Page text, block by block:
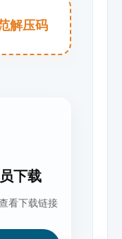
解压码
下载
看下载链接